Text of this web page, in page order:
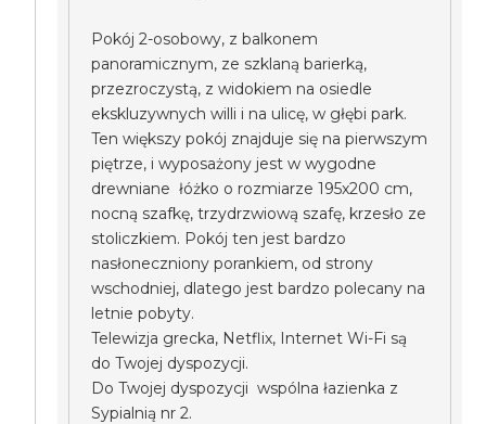
Pokój 2-osobowy, z balkonem
panoramicznym, ze szklaną barierką,
przezroczystą, z widokiem na osiedle
ekskluzywnych willi i na ulicę, w głębi park.
Ten większy pokój znajduje się na pierwszym
piętrze, i wyposażony jest w wygodne
drewniane łóżko o rozmiarze 195x200 cm,
nocną szafkę, trzydrzwiową szafę, krzesło ze
stoliczkiem. Pokój ten jest bardzo
nasłoneczniony porankiem, od strony
wschodniej, dlatego jest bardzo polecany na
letnie pobyty.
Telewizja grecka, Netflix, Internet Wi-Fi są
do Twojej dyspozycji.
Do Twojej dyspozycji wspólna łazienka z
Sypialnią nr 2.